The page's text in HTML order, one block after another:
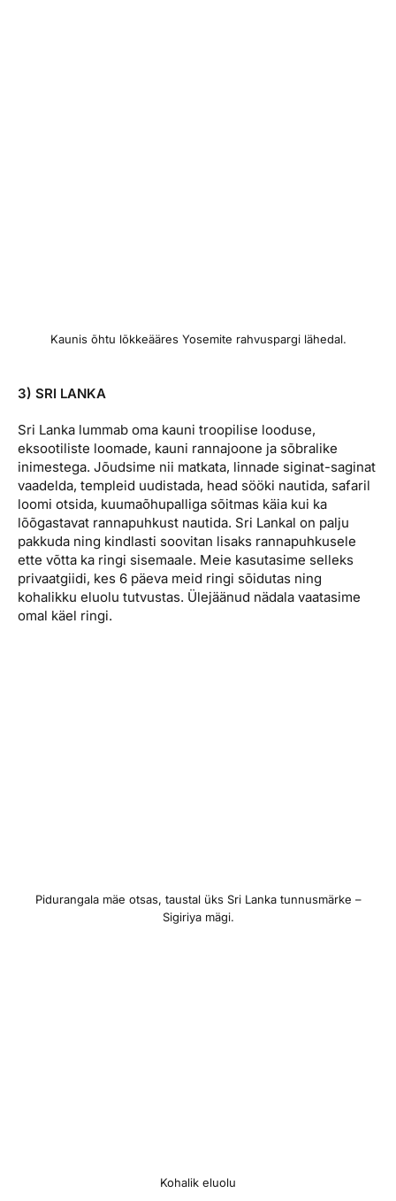
Kaunis õhtu lõkkeääres Yosemite rahvuspargi lähedal.
3) SRI LANKA
Sri Lanka lummab oma kauni troopilise looduse,
eksootiliste loomade, kauni rannajoone ja sõbralike
inimestega. Jõudsime nii matkata, linnade siginat-saginat
vaadelda, templeid uudistada, head sööki nautida, safaril
loomi otsida, kuumaõhupalliga sõitmas käia kui ka
lõõgastavat rannapuhkust nautida. Sri Lankal on palju
pakkuda ning kindlasti soovitan lisaks rannapuhkusele
ette võtta ka ringi sisemaale. Meie kasutasime selleks
privaatgiidi, kes 6 päeva meid ringi sõidutas ning
kohalikku eluolu tutvustas. Ülejäänud nädala vaatasime
omal käel ringi.
Pidurangala mäe otsas, taustal üks Sri Lanka tunnusmärke –
Sigiriya mägi.
Kohalik eluolu